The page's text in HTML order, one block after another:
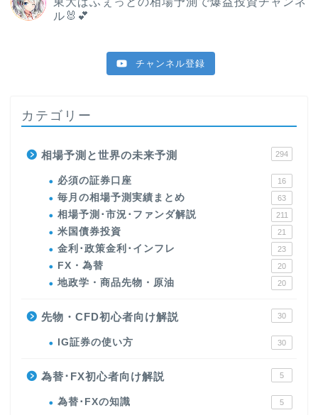
ル🐰💕
チャンネル登録
カテゴリー
相場予測と世界の未来予測 294
必須の証券口座 16
毎月の相場予測実績まとめ 63
相場予測･市況･ファンダ解説 211
米国債券投資 21
金利･政策金利･インフレ 23
FX・為替 20
地政学・商品先物・原油 20
先物・CFD初心者向け解説 30
IG証券の使い方 30
為替･FX初心者向け解説 5
為替･FXの知識 5